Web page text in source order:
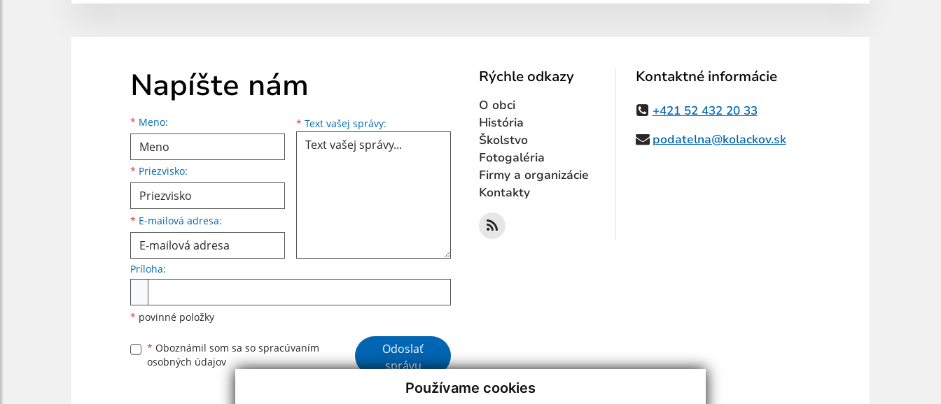
Používame cookies
Napíšte nám
* Meno:
Meno
* Priezvisko:
Priezvisko
* E-mailová adresa:
E-mailová adresa * Text vašej správy: Text vašej správy...
Príloha:
* povinné položky
* Oboznámil som sa so spracúvaním
osobných údajov
Google reCaptcha Response
Odoslať
správu
Rýchle odkazy
O obci
História
Školstvo
Fotogaléria
Firmy a organizácie
Kontakty
Kontaktné informácie
+421 52 432 20 33
podatelna@kolackov.sk